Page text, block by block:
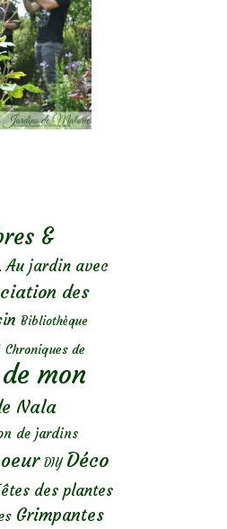
&
Au jardin avec
des
Bibliothèque
Chroniques de
mon
Nala
de jardins
DIY Déco
des plantes
Grimpantes